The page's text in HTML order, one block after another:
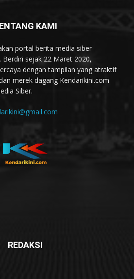
KAMI
portal berita media siber
sejak 22 Maret 2020,
dengan tampilan yang atraktif
merek dagang Kendarikini.com
Siber.
REDAKSI